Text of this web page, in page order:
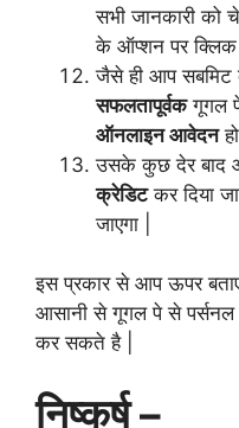
सभी जानकारी
के ऑप्शन पर क्लिक
जैसे ही आप
सफलतापूर्वकगूगल
ऑनलाइन आवेदन
उसके कुछ देर
क्रेडिटकर दिया
जाएगा |
इस प्रकार से आप ऊपर
आसानी से गूगल पे से
कर सकते है |
निष्कर्ष –